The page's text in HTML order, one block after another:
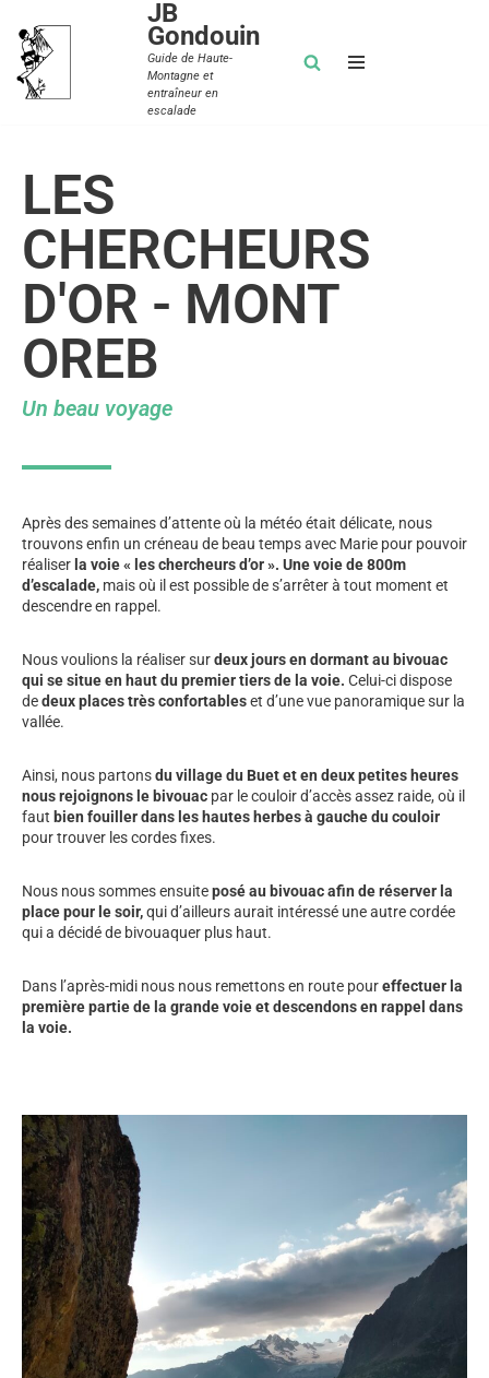
Aller
au
JB
Gondouin
Guide de Haute-
Montagne et
entraîneur en
escalade
LES
CHERCHEURS
D'OR - MONT
OREB
Un beau voyage
Après des semaines d’attente où la météo était délicate, nous
trouvons enfin un créneau de beau temps avec Marie pour pouvoir
réaliser la voie « les chercheurs d’or ». Une voie de 800m
d’escalade, mais où il est possible de s’arrêter à tout moment et
descendre en rappel.
Nous voulions la réaliser surdeux jours en dormant au bivouac
qui se situe en haut du premier tiers de la voie. Celui-ci dispose
dedeux places très confortableset d’une vue panoramique sur la
vallée.
Ainsi, nous partonsdu village du Buet et en deux petites heures
nous rejoignons le bivouac par le couloir d’accès assez raide, où il
faut bien fouiller dans les hautes herbes à gauche du couloir
pour trouver les cordes fixes.
Nous nous sommes ensuiteposé au bivouac afin de réserver la
place pour le soir,qui d’ailleurs aurait intéressé une autre cordée
qui a décidé de bivouaquer plus haut.
Dans l’après-midi nous nous remettons en route poureffectuer la
première partie de la grande voie et descendons en rappel dans
la voie.